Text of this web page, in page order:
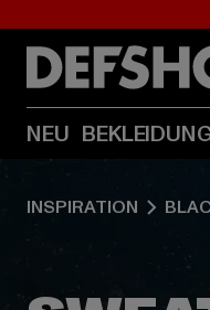
NEU
INSPIRATION